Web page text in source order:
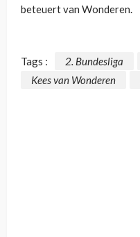
beteuert van Wonderen.
Tags : 2. Bundesliga
Kees van Wonderen